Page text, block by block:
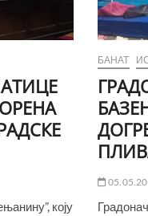
коју
БАНАТ